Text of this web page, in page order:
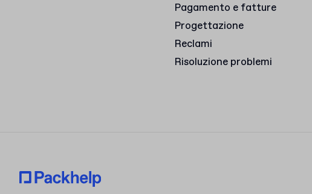
Pagamento e fatture
Progettazione
Reclami
Risoluzione problemi